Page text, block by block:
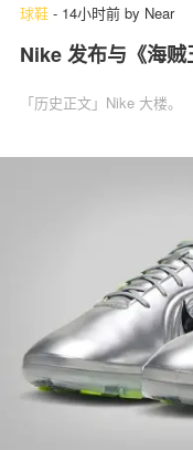
球鞋 - 14小时前 by Near
Nike 发布与《海
「历史正文」Nike 大楼。